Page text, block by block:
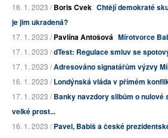
16. 1. 2023 /Boris Cvek Chtějí demokraté
je jim ukradená?
17. 1. 2023 /Pavlína Antošová Mírotvorce
17. 1. 2023 /dTest: Regulace smluv se
17. 1. 2023 /Adresováno signatářům výzvy
16. 1. 2023 /Londýnská vláda v přímém
17. 1. 2023 /Banky navzdory slibům o
velké prost...
16. 1. 2023 /Pavel, Babiš a české